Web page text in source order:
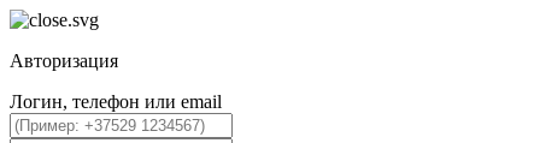
Авторизация
Логин, телефон или email